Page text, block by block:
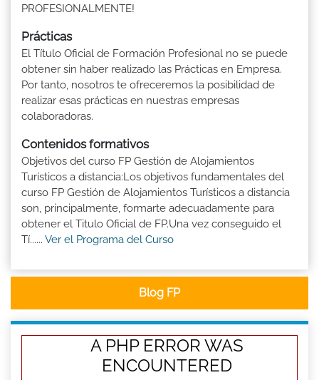
PROFESIONALMENTE!
Prácticas
El Título Oficial de Formación Profesional no se puede
obtener sin haber realizado las Prácticas en Empresa.
Por tanto, nosotros te ofreceremos la posibilidad de
realizar esas prácticas en nuestras empresas
colaboradoras.
Contenidos formativos
Objetivos del curso FP Gestión de Alojamientos
Turísticos a distancia:Los objetivos fundamentales del
curso FP Gestión de Alojamientos Turísticos a distancia
son, principalmente, formarte adecuadamente para
obtener el Titulo Oficial de FP.Una vez conseguido el
Tí...... Ver el Programa del Curso
Blog FP
A PHP ERROR WAS
ENCOUNTERED